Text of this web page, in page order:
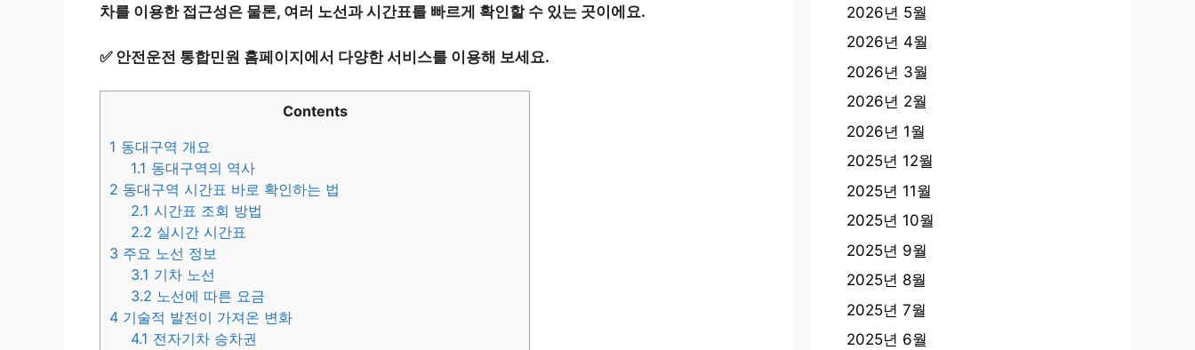
차를 이용한 접근성은 물론, 여러 노선과 시간표를 빠르게 확인할 수 있는 곳이에요.
✅ 안전운전 통합민원 홈페이지에서 다양한 서비스를 이용해 보세요.
Contents
1 동대구역 개요
1.1 동대구역의 역사
2 동대구역 시간표 바로 확인하는 법
2.1 시간표 조회 방법
2.2 실시간 시간표
3 주요 노선 정보
3.1 기차 노선
3.2 노선에 따른 요금
4 기술적 발전이 가져온 변화
4.1 전자기차 승차권
2026년 5월
2026년 4월
2026년 3월
2026년 2월
2026년 1월
2025년 12월
2025년 11월
2025년 10월
2025년 9월
2025년 8월
2025년 7월
2025년 6월